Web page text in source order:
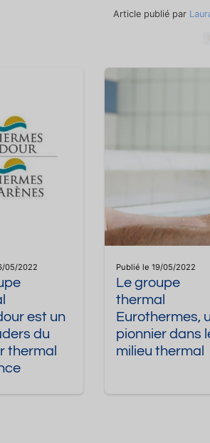
Article publié par
05/2022
est un
du
thermal
Publié le 19/05/2022
Le groupe
thermal
Eurothermes,
pionnier dans
milieu thermal